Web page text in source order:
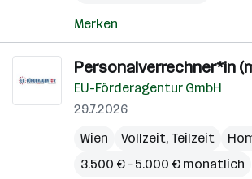
Merken
Personalverrechner*in
EU-Förderagentur GmbH
29.7.2026
Wien
Vollzeit, Teilzeit
3.500 € – 5.000 € monatlich